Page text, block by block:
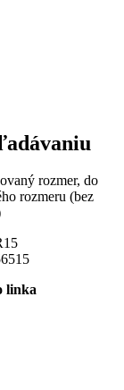
rozmer, do
rozmeru (bez
linka